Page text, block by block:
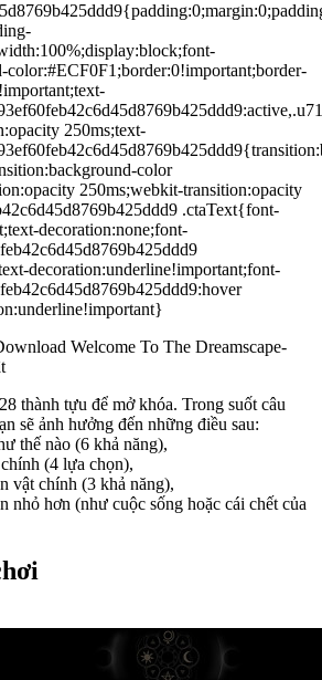
color:#ECF0F1;border:0!important;border-
250ms;text-
color
250ms;webkit-transition:opacity
.ctaText{font-
decoration:none;font-
decoration:underline!important;font-
Welcome To The Dreamscape-
thành tựu để mở khóa. Trong suốt câu
sẽ ảnh hưởng đến những điều sau:
thế nào (6 khả năng),
(4 lựa chọn),
vật chính (3 khả năng),
nhỏ hơn (như cuộc sống hoặc cái chết của